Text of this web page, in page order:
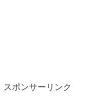
スポンサーリンク